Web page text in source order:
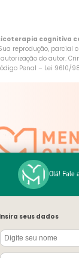
cognitiva
reprodução, parcial
do autor.
Penal – Lei 9610/
de todas as
de serviços,
Unidades
SIGA-NOS
Olá! Fale
Insira seus dados